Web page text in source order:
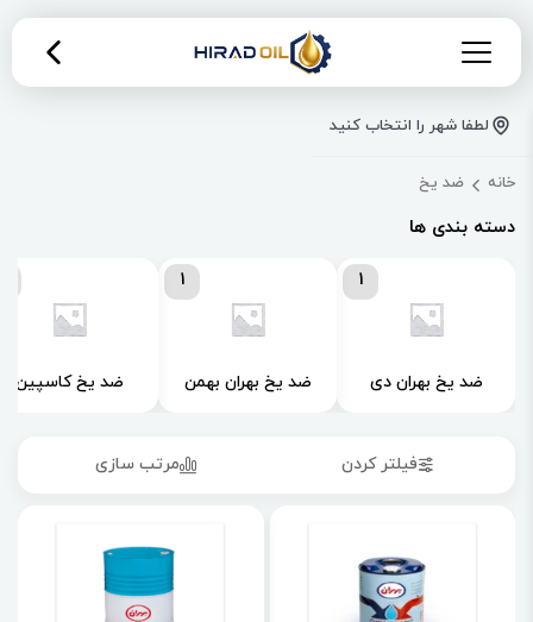
لطفا شهر را انتخاب کنید
خانه ضد یخ
دسته بندی ها
1
ضد یخ بهران دی
1
ضد یخ بهران بهمن ضد یخ کاسپین
فیلتر کردن مرتب سازی